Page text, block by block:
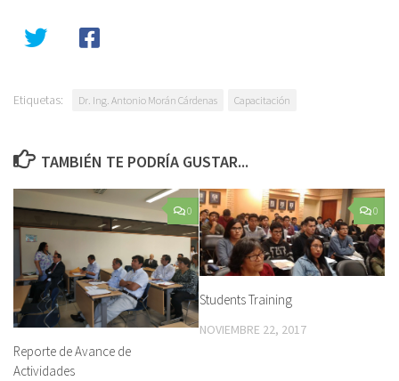
Etiquetas: Dr. Ing. Antonio Morán Cárdenas Capacitación
TAMBIÉN TE PODRÍA GUSTAR...
0
Reporte de Avance de
Actividades
0
Students Training
NOVIEMBRE 22, 2017